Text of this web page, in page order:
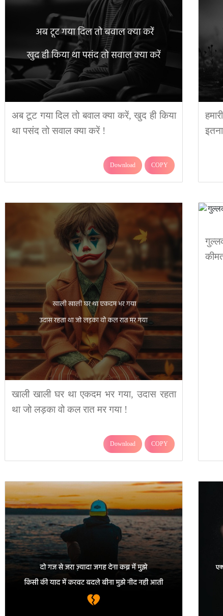
अब टूट गया दिल तो बवाल क्या करें, खुद ही किया
था पसंद तो सवाल क्या करें !
Download COPY
खाली खाली घर था एकदम भर गया, उदास रहता
था जो लड़का वो कल रात मर गया !
Download COPY